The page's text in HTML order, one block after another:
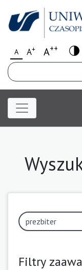
A A+ A++
Filtry